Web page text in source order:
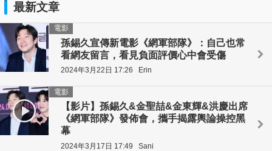
最新文章
孫錫久宣傳新電影《網軍部隊》：自己也常
看網友留言，看見負面評價心中會受傷
電影
2024年3月22日 17:26 Erin
【影片】孫錫久&金聖喆&金東輝&洪慶出席
《網軍部隊》發佈會，攜手揭露輿論操控黑
幕
電影
2024年3月17日 17:49 Sani